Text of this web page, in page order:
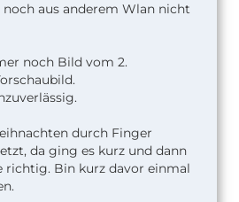
aus anderem Wlan nicht
noch Bild vom 2.
durch Finger
da ging es kurz und dann
richtig. Bin kurz davor einmal